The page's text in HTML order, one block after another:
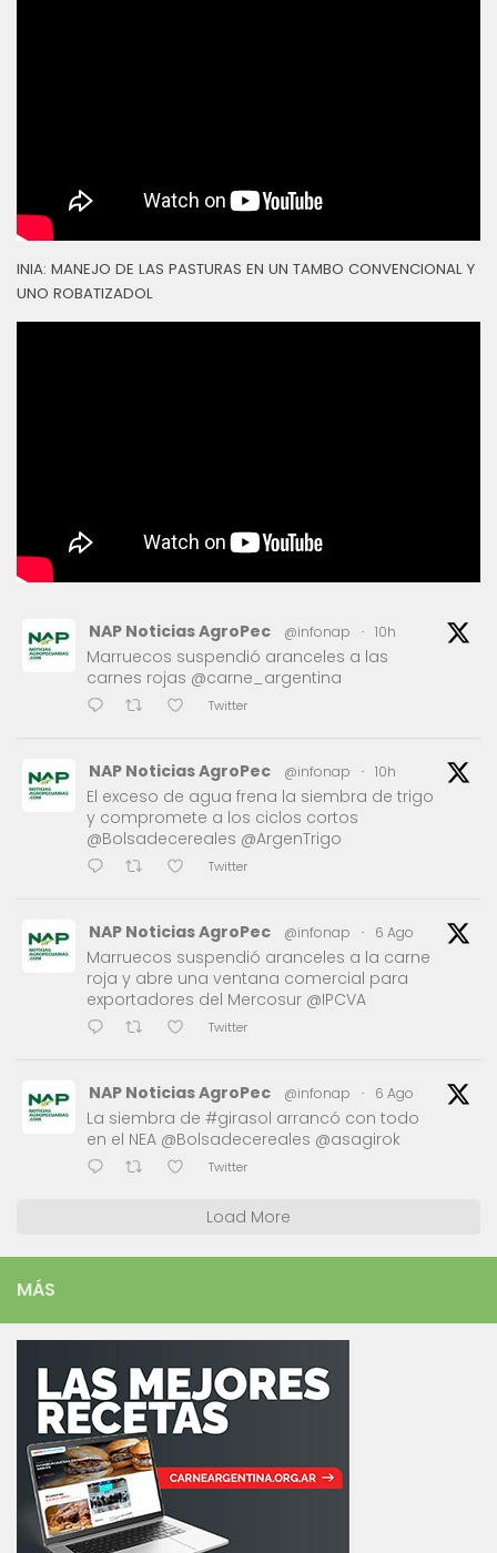
INIA: MANEJO DE LAS PASTURAS EN UN TAMBO CONVENCIONAL Y
UNO ROBATIZADOL
NAP Noticias AgroPec @infonap · 10h
Marruecos suspendió aranceles a las
carnes rojas @carne_argentina
Twitter
NAP Noticias AgroPec @infonap · 10h
El exceso de agua frena la siembra de trigo
y compromete a los ciclos cortos
@Bolsadecereales @ArgenTrigo
Twitter
NAP Noticias AgroPec @infonap · 6 Ago
Marruecos suspendió aranceles a la carne
roja y abre una ventana comercial para
exportadores del Mercosur @IPCVA
Twitter
NAP Noticias AgroPec @infonap · 6 Ago
La siembra de #girasol arrancó con todo
en el NEA @Bolsadecereales @asagirok
Twitter
Load More
MÁS